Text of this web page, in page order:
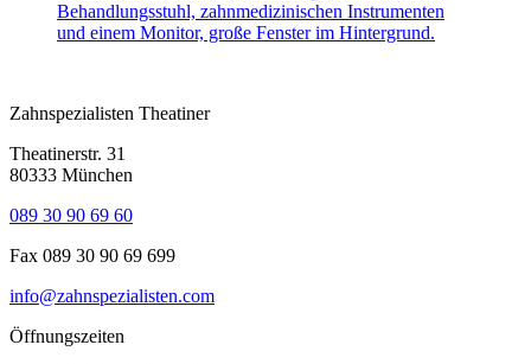
Zahnspezialisten Theatiner
Theatinerstr. 31
80333 München
089 30 90 69 60
Fax 089 30 90 69 699
info@zahnspezialisten.com
Öffnungszeiten